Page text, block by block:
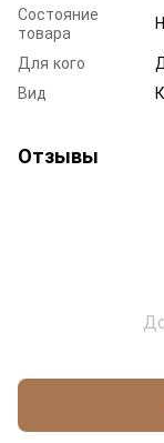
Состояние
товара
Для кого
Вид
Отзывы